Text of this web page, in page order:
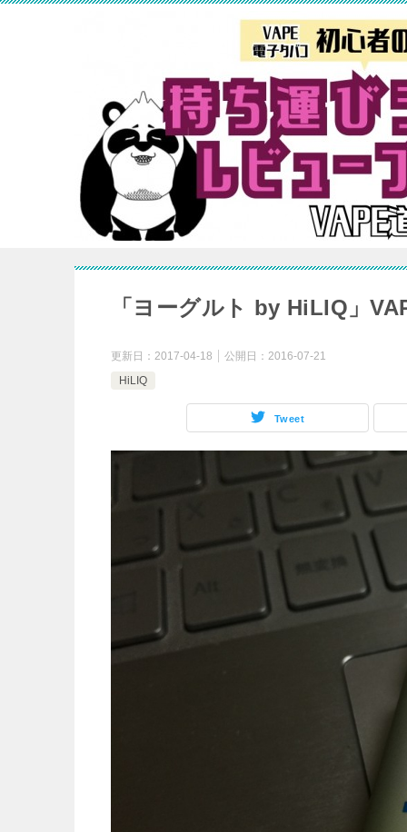
「ヨーグルト by HiLIQ」
更新日： 2017-04-18 公開日： 2016-07-21
HiLIQ
Tweet